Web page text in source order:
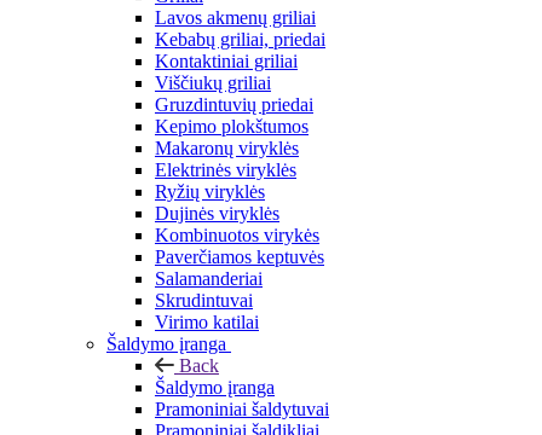
Lavos akmenų griliai
Kebabų griliai, priedai
Kontaktiniai griliai
Viščiukų griliai
Gruzdintuvių priedai
Kepimo plokštumos
Makaronų viryklės
Elektrinės viryklės
Ryžių viryklės
Dujinės viryklės
Kombinuotos virykės
Paverčiamos keptuvės
Salamanderiai
Skrudintuvai
Virimo katilai
Šaldymo įranga
Back
Šaldymo įranga
Pramoniniai šaldytuvai
Pramoniniai šaldikliai